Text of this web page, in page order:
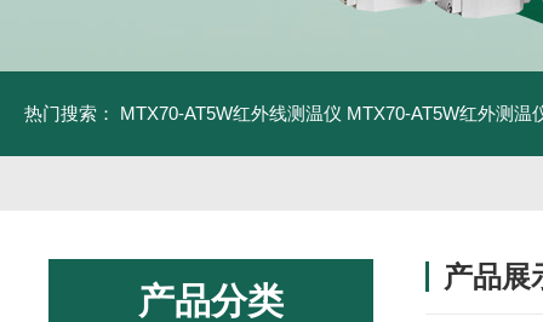
热门搜索： MTX70-AT5W红外线测温仪 MTX70-AT5W红外测温
产品分类
产品展